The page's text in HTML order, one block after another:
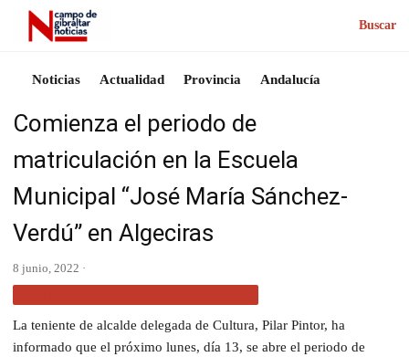
Buscar
Noticias Actualidad Provincia Andalucía
Comienza el periodo de
matriculación en la Escuela
Municipal “José María Sánchez-
Verdú” en Algeciras
8 junio, 2022 ·
La teniente de alcalde delegada de Cultura, Pilar Pintor, ha
informado que el próximo lunes, día 13, se abre el periodo de